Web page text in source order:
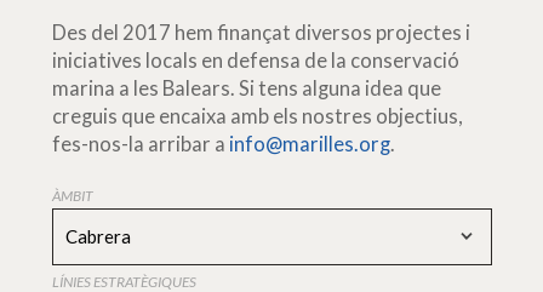
Des del 2017 hem finançat diversos projectes i
iniciatives locals en defensa de la conservació
marina a les Balears. Si tens alguna idea que
creguis que encaixa amb els nostres objectius,
fes-nos-la arribar a info@marilles.org.
ÀMBIT
Cabrera
LÍNIES ESTRATÈGIQUES